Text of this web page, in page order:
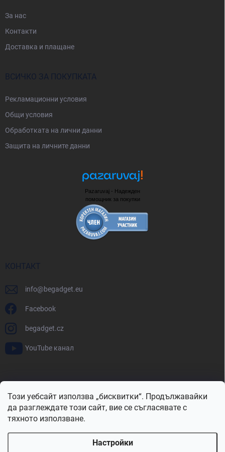
Този уебсайт използва „бисквитки“. Продължавайки
да разглеждате този сайт, вие се съгласявате с
тяхното използване.
Настройки
За нас
Контакти
Доставка и плащане
ВСИЧКО ЗА ПОКУПКАТА
Рекламационни условия
Общи условия
Oбработката на лични данни
Защита на личните данни
Pazaruvaj - Надежден
помощник за покупки
КОНТАКТ
info@begadget.eu
Facebook
begadget.cz
YouTube канал
BeGadget.ro
BeGadget.pl BeGadget.hr BeGadget.si